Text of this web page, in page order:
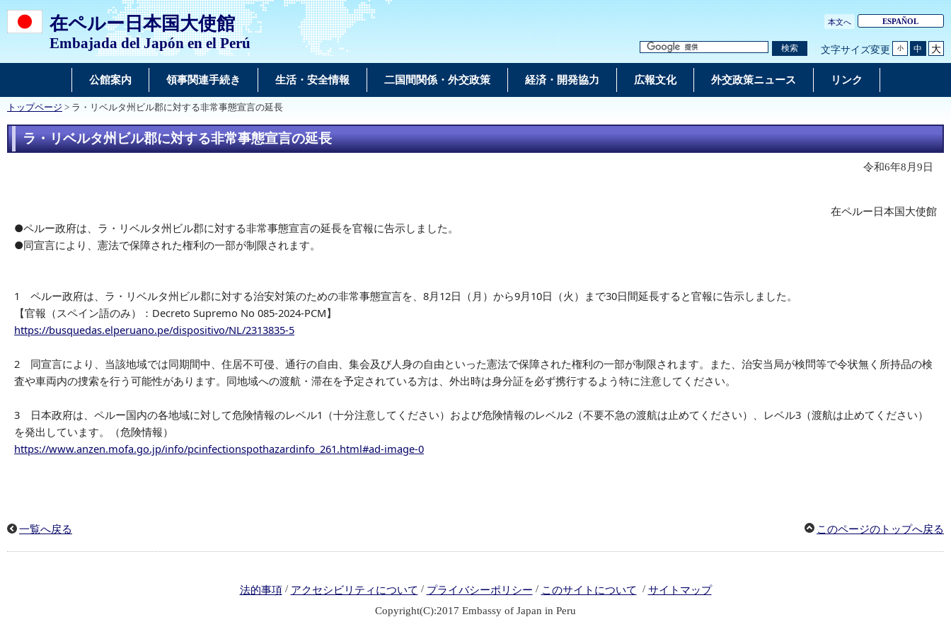
在ペルー日本国大使館
Embajada del Japón en el Perú
本文へ ESPAÑOL
検索 文字サイズ変更 小 中 大
公館案内 領事関連手続き 生活・安全情報 二国間関係・外交政策 経済・開発協力 広報文化 外交政策ニュース リンク
トップページ > ラ・リベルタ州ビル郡に対する非常事態宣言の延長
ラ・リベルタ州ビル郡に対する非常事態宣言の延長
令和6年8月9日
在ペルー日本国大使館
●ペルー政府は、ラ・リベルタ州ビル郡に対する非常事態宣言の延長を官報に告示しました。
●同宣言により、憲法で保障された権利の一部が制限されます。
1 ペルー政府は、ラ・リベルタ州ビル郡に対する治安対策のための非常事態宣言を、8月12日（月）から9月10日（火）まで30日間延長すると官報に告示しました。
【官報（スペイン語のみ）：Decreto Supremo No 085-2024-PCM】
https://busquedas.elperuano.pe/dispositivo/NL/2313835-5
2 同宣言により、当該地域では同期間中、住居不可侵、通行の自由、集会及び人身の自由といった憲法で保障された権利の一部が制限されます。また、治安当局が検問等で令状無く所持品の検
査や車両内の捜索を行う可能性があります。同地域への渡航・滞在を予定されている方は、外出時は身分証を必ず携行するよう特に注意してください。
3 日本政府は、ペルー国内の各地域に対して危険情報のレベル1（十分注意してください）および危険情報のレベル2（不要不急の渡航は止めてください）、レベル3（渡航は止めてください）
を発出しています。（危険情報）
https://www.anzen.mofa.go.jp/info/pcinfectionspothazardinfo_261.html#ad-image-0
一覧へ戻る このページのトップへ戻る
法的事項 / アクセシビリティについて / プライバシーポリシー / このサイトについて / サイトマップ
Copyright(C):2017 Embassy of Japan in Peru